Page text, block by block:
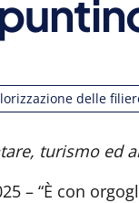
delle
turismo ed
– “È con